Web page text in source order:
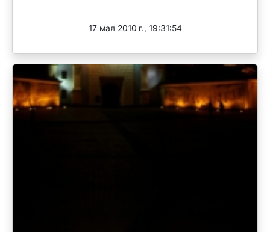
17 мая 2010 г., 19:31:54